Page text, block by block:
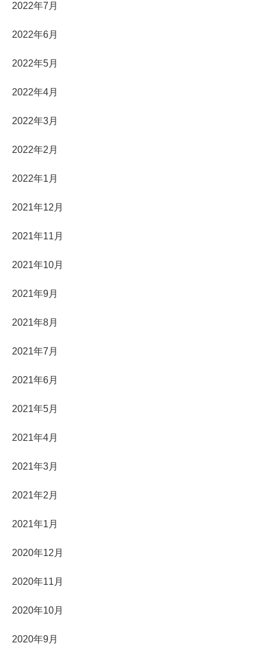
2022年7月
2022年6月
2022年5月
2022年4月
2022年3月
2022年2月
2022年1月
2021年12月
2021年11月
2021年10月
2021年9月
2021年8月
2021年7月
2021年6月
2021年5月
2021年4月
2021年3月
2021年2月
2021年1月
2020年12月
2020年11月
2020年10月
2020年9月